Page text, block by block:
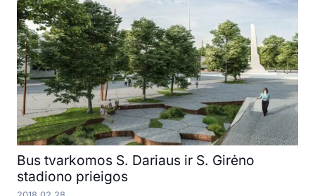
Bus tvarkomos S. Dariaus ir S. Girėno
stadiono prieigos